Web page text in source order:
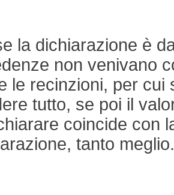
la dichiarazione è
non venivano
le recinzioni, per cui
tutto, se poi il
coincide con
tanto meglio.